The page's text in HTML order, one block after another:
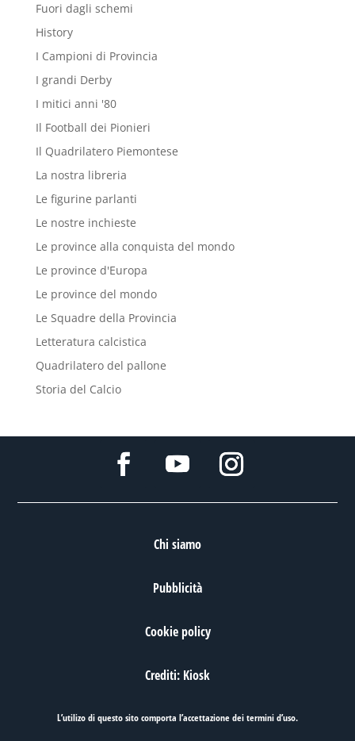
Fuori dagli schemi
History
I Campioni di Provincia
I grandi Derby
I mitici anni '80
Il Football dei Pionieri
Il Quadrilatero Piemontese
La nostra libreria
Le figurine parlanti
Le nostre inchieste
Le province alla conquista del mondo
Le province d'Europa
Le province del mondo
Le Squadre della Provincia
Letteratura calcistica
Quadrilatero del pallone
Storia del Calcio
Chi siamo
Pubblicità
Cookie policy
Crediti: Kiosk
L’utilizo di questo sito comporta l’accettazione deitermini d’uso.